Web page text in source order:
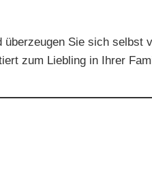
Sie sich selbst
zum Liebling in Ihrer